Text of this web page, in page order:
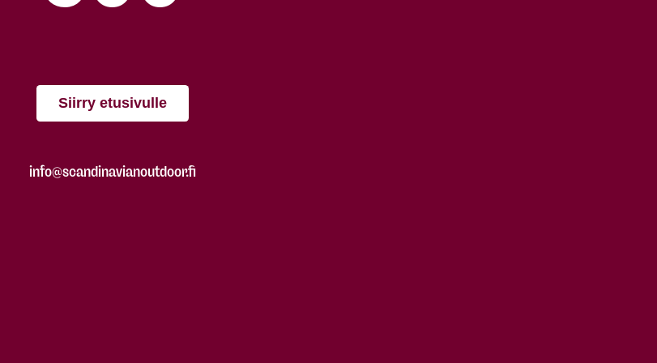
Siirry etusivulle
info@scandinavianoutdoor.fi